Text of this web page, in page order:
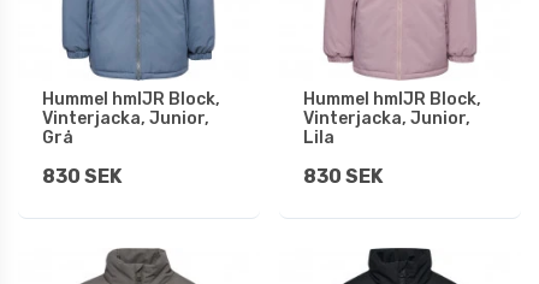
Hummel hmlJR Block,
Vinterjacka, Junior,
Grå
830 SEK
Hummel hmlJR Block,
Vinterjacka, Junior,
Lila
830 SEK